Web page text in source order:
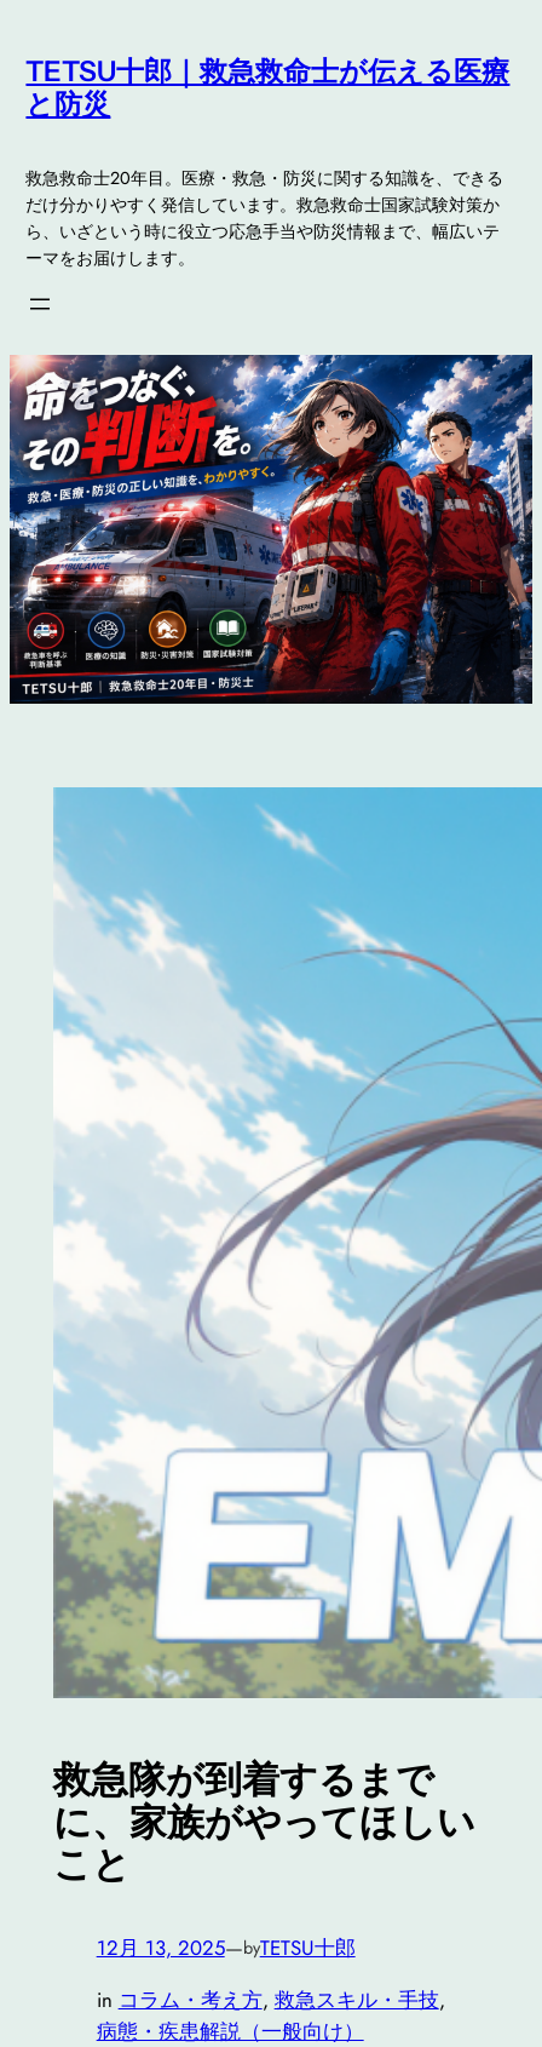
容
を
ス
ッ
プ
TETSU十郎｜救急救命士が伝える医療
と防災
救急救命士20年目。医療・救急・防災に関する知識を、できる
だけ分かりやすく発信しています。救急救命士国家試験対策か
ら、いざという時に役立つ応急手当や防災情報まで、幅広いテ
ーマをお届けします。
救急隊が到着するまで
に、家族がやってほしい
こと
12月 13, 2025—byTETSU十郎
in コラム・考え方, 救急スキル・手技
病態・疾患解説（一般向け）